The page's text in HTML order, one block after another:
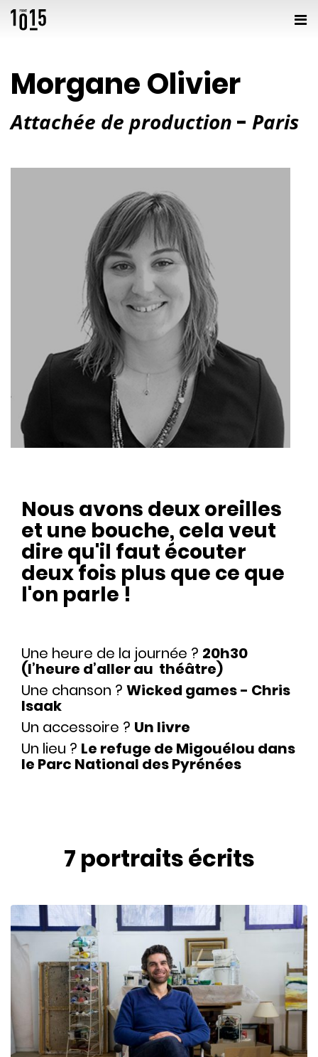
Morgane Olivier
Attachée de production - Paris
Nous avons deux oreilles
et une bouche, cela veut
dire qu'il faut écouter
deux fois plus que ce que
l'on parle !
Une heure de la journée ? 20h30
(l’heure d’aller au théâtre)
Une chanson ? Wicked games - Chris
Isaak
Un accessoire ? Un livre
Un lieu ? Le refuge de Migouélou dans
le Parc National des Pyrénées
7 portraitsécrits